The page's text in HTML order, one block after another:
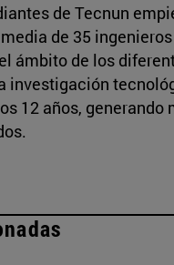
de Tecnun
de 35
ámbito de los
investigación
12 años, generando